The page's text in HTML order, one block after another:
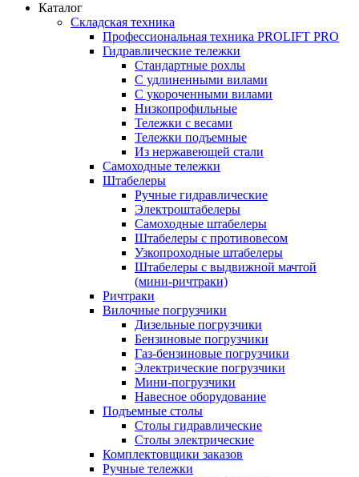
Каталог
Складская техника
Профессиональная техника PROLIFT PRO
Гидравлические тележки
Стандартные рохлы
С удлиненными вилами
С укороченными вилами
Низкопрофильные
Тележки с весами
Тележки подъемные
Из нержавеющей стали
Самоходные тележки
Штабелеры
Ручные гидравлические
Электроштабелеры
Самоходные штабелеры
Штабелеры с противовесом
Узкопроходные штабелеры
Штабелеры с выдвижной мачтой
(мини-ричтраки)
Ричтраки
Вилочные погрузчики
Дизельные погрузчики
Бензиновые погрузчики
Газ-бензиновые погрузчики
Электрические погрузчики
Мини-погрузчики
Навесное оборудование
Подъемные столы
Столы гидравлические
Столы электрические
Комплектовщики заказов
Ручные тележки